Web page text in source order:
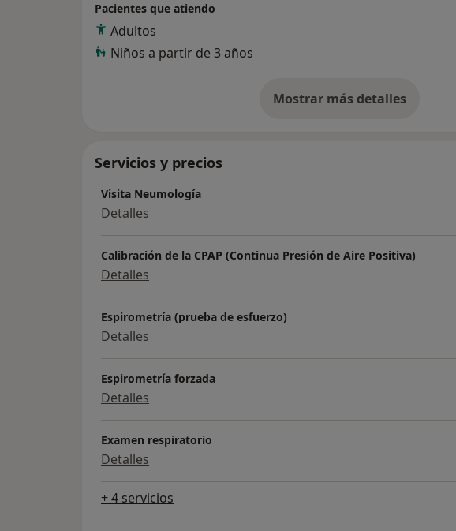
Pacientes que atiendo
Adultos
Niños a partir de 3 años
Mostrar más detalles
sobre la experiencia
Servicios y precios
Visita Neumología
Detalles
Calibración de la CPAP (Continua Presión de Aire Positiva)
Detalles
Espirometría (prueba de esfuerzo)
Detalles
Espirometría forzada
Detalles
Examen respiratorio
Detalles
+ 4 servicios